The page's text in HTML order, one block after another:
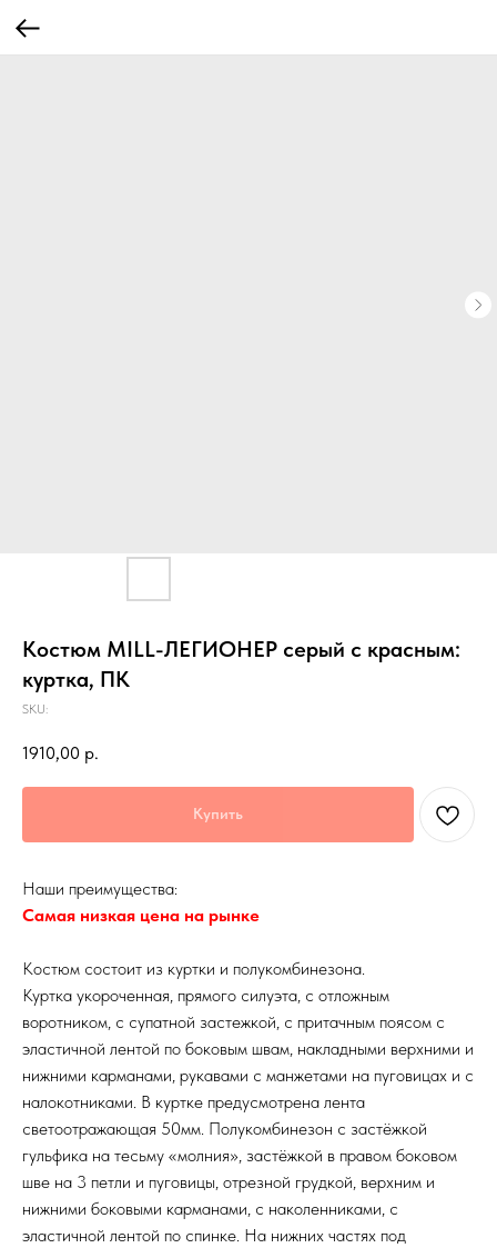
Костюм MILL-ЛЕГИОНЕР серый с красным:
куртка, ПК
SKU:
1910,00 р.
Купить
Наши преимущества:
Самая низкая цена на рынке
Костюм состоит из куртки и полукомбинезона.
Куртка укороченная, прямого силуэта, с отложным
воротником, с супатной застежкой, с притачным поясом с
эластичной лентой по боковым швам, накладными верхними и
нижними карманами, рукавами с манжетами на пуговицах и с
налокотниками. В куртке предусмотрена лента
светоотражающая 50мм. Полукомбинезон с застёжкой
гульфика на тесьму «молния», застёжкой в правом боковом
шве на 3 петли и пуговицы, отрезной грудкой, верхним и
нижними боковыми карманами, с наколенниками, с
эластичной лентой по спинке. На нижних частях под